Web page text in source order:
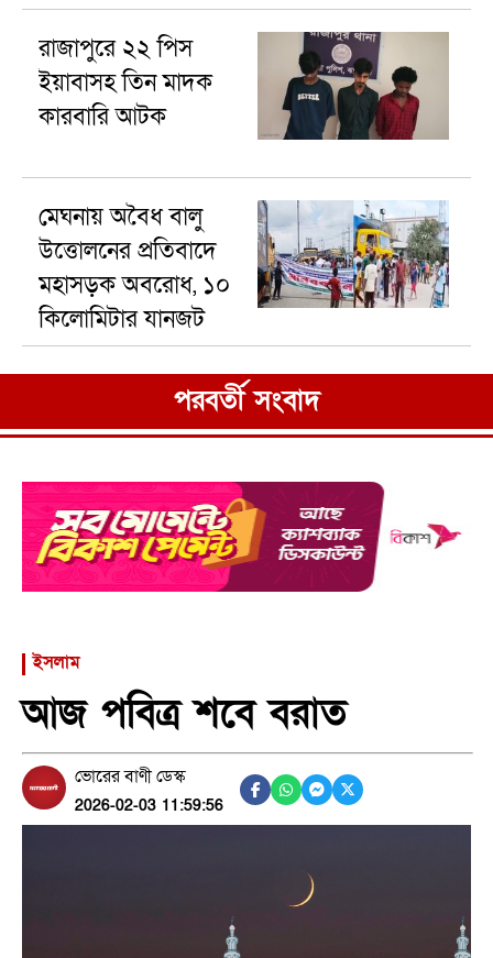
রাজাপুরে ২২ পিস
ইয়াবাসহ তিন মাদক
কারবারি আটক
মেঘনায় অবৈধ বালু
উত্তোলনের প্রতিবাদে
মহাসড়ক অবরোধ, ১০
কিলোমিটার যানজট
পরবর্তী সংবাদ
ইসলাম
আজ পবিত্র শবে বরাত
ভোরের বাণী ডেস্ক
2026-02-03 11:59:56